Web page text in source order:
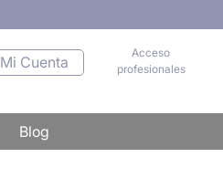
Acceso
profesionales
Mi Cuenta
Blog